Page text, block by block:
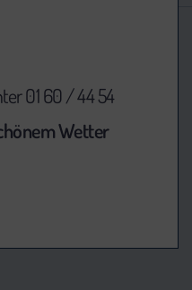
01 60 / 44 54
Wetter